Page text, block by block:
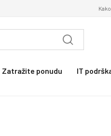
Zatražite ponudu IT